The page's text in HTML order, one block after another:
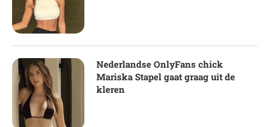
Nederlandse OnlyFans chick
Mariska Stapel gaat graag uit de
kleren